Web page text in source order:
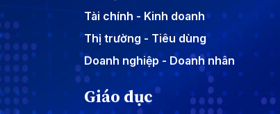
Tài chính - Kinh doanh
Thị trường - Tiêu dùng
Doanh nghiệp - Doanh nhân
Giáo dục